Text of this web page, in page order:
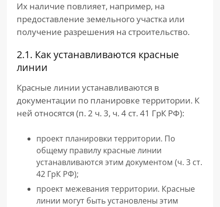
Их наличие повлияет, например, на
предоставление земельного участка или
получение разрешения на строительство.
2.1. Как устанавливаются красные
линии
Красные линии устанавливаются в
документации по планировке территории. К
ней относятся (п. 2 ч. 3, ч. 4 ст. 41 ГрК РФ):
проект планировки территории. По
общему правилу красные линии
устанавливаются этим документом (ч. 3 ст.
42 ГрК РФ);
проект межевания территории. Красные
линии могут быть установлены этим